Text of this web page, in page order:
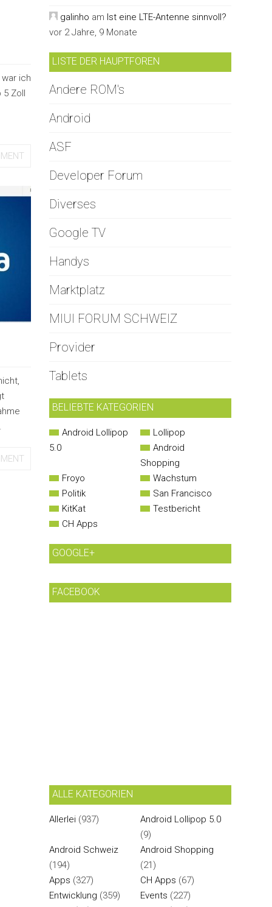
ich
5 Zoll
galinho am Ist eine LTE-Antenne sinnvoll?
vor 2 Jahre, 9 Monate
LISTE DER HAUPTFOREN
Andere ROM's
Android
ASF
Developer Forum
Diverses
Google TV
Handys
Marktplatz
MIUI FORUM SCHWEIZ
Provider
Tablets
BELIEBTE KATEGORIEN
Android Lollipop
5.0
Lollipop
Android
Shopping
Froyo
Wachstum
Politik
San Francisco
KitKat
Testbericht
CH Apps
GOOGLE+
FACEBOOK
ALLE KATEGORIEN
Allerlei (937)
Android Lollipop 5.0
(9)
Android Schweiz
(194)
Android Shopping
(21)
Apps (327) CH Apps (67)
Entwicklung (359) Events (227)